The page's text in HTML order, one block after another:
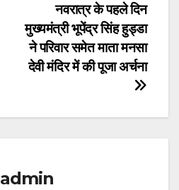
नवरात्र के पहले दिन
मुख्यमंत्री भूपेंद्र सिंह हुड्डा
ने परिवार समेत माता मनसा
देवी मंदिर में की पूजा अर्चना
admin